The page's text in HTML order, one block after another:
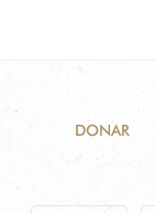
DONAR